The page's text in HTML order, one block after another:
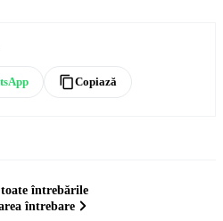
Nu știa Dumnezeu deja cine era
dintre casele egiptenilor
pentru informarea lui Dumnezeu,
și înțelegerea omului. Dumnezeu
Copiază
întrebările
întrebare